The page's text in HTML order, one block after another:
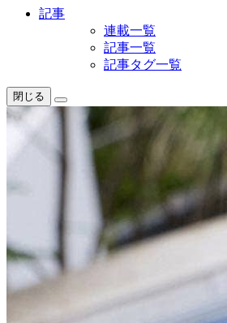
記事
連載一覧
記事一覧
記事タグ一覧
閉じる